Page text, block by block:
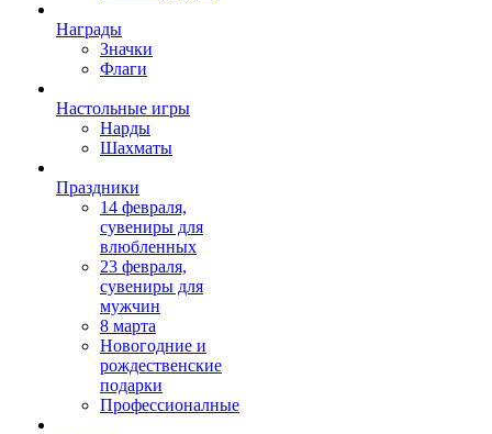
Награды
Значки
Флаги
Настольные игры
Нарды
Шахматы
Праздники
14 февраля,
сувениры для
влюбленных
23 февраля,
сувениры для
мужчин
8 марта
Новогодние и
рождественские
подарки
Профессионалные